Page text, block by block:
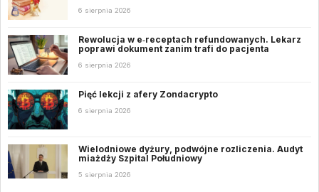
6 sierpnia 2026
Rewolucja w e‑receptach refundowanych. Lekarz
poprawi dokument zanim trafi do pacjenta
6 sierpnia 2026
Pięć lekcji z afery Zondacrypto
6 sierpnia 2026
Wielodniowe dyżury, podwójne rozliczenia. Audyt
miażdży Szpital Południowy
5 sierpnia 2026